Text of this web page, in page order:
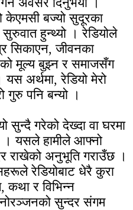
केएमसी बज्यो सुदूरका
हुन्थ्यो । रेडियोले
सिकाएन, जीवनका
मूल्य बुझ्न र समाजसँग
यस अर्थमा, रेडियो मेरो
गुरु पनि बन्यो ।
सुन्दै गरेको देख्दा वा घरमा
। यसले हामीले आफ्नो
राखेको अनुभूति गराउँछ ।
रेडियोबाट धेरै कुरा
र विभिन्न
सुन्दर संगम